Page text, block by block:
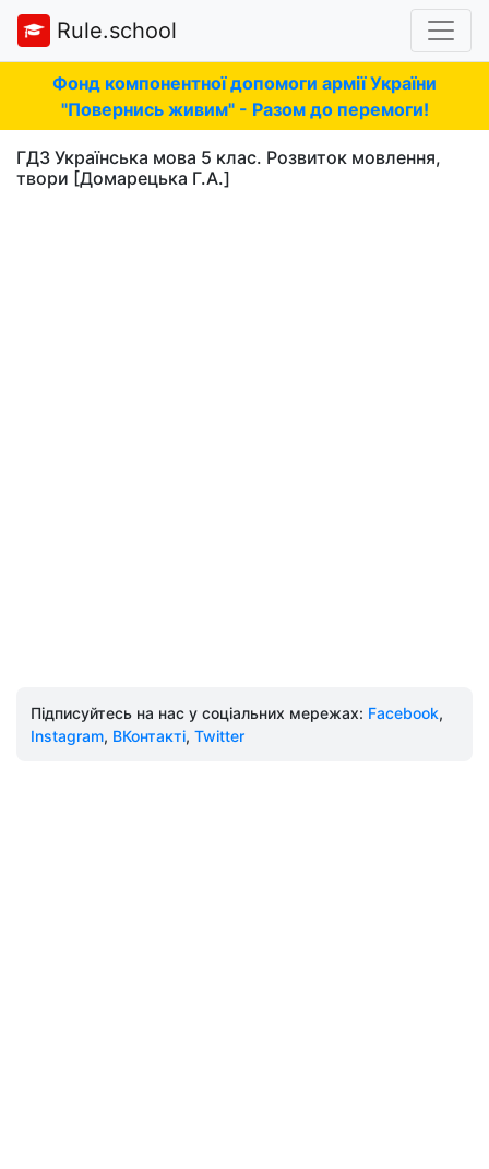
Rule.school
Фонд компонентної допомоги армії України
"Повернись живим" - Разом до перемоги!
ГДЗ Українська мова 5 клас. Розвиток мовлення,
твори [Домарецька Г.А.]
Підписуйтесь на нас у соціальних мережах: Facebook,
Instagram, ВКонтакті, Twitter